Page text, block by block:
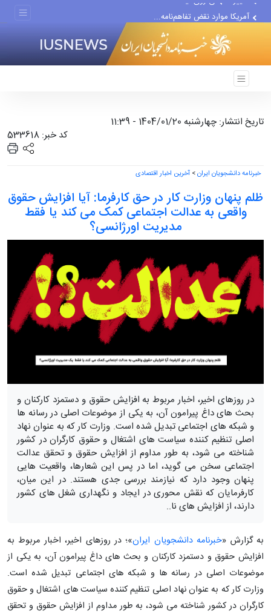
آمریکا موارد نقض تفاهم‌نامه...
تاریخ انتشار: چهارشنبه 1404/01/20 - 11:39
کد خبر: 533618
خبرنامه دانشجویان ایران> آخرین اخبار اقتصادی
ظلم پنهان وزارت کار در حق کارفرما: آیا افزایش حقوق
واقعی به عدالت اجتماعی کمک می ‌کند یا فقط
مدیریت اورژانسی؟
در روزهای اخیر، اخبار مربوط به افزایش حقوق و دستمزد کارکنان و
بحث ‌های داغ پیرامون آن، به یکی از موضوعات اصلی در رسانه‌ ها
و شبکه ‌های اجتماعی تبدیل شده است. وزارت کار که به عنوان نهاد
اصلی تنظیم ‌کننده سیاست ‌های اشتغال و حقوق کارگران در کشور
شناخته می ‌شود، به‌ طور مداوم از افزایش حقوق و تحقق عدالت
اجتماعی سخن می ‌گوید، اما در پس این شعارها، واقعیت‌ هایی
پنهان وجود دارد که نیازمند بررسی جدی هستند. در این میان،
کارفرمایان که نقش محوری در ایجاد و نگهداری شغل ‌های کشور
دارند، از افزایش ‌های نا..
به گزارش «خبرنامه دانشجویان ایران»؛ در روزهای اخیر، اخبار مربوط به
افزایش حقوق و دستمزد کارکنان و بحث ‌های داغ پیرامون آن، به یکی از
موضوعات اصلی در رسانه‌ ها و شبکه ‌های اجتماعی تبدیل شده است.
وزارت کار که به عنوان نهاد اصلی تنظیم ‌کننده سیاست ‌های اشتغال و حقوق
کارگران در کشور شناخته می ‌شود، به‌ طور مداوم از افزایش حقوق و تحقق